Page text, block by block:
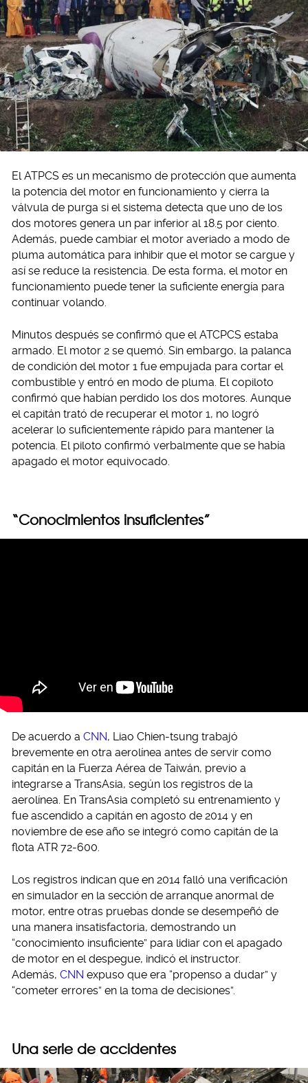
El ATPCS es un mecanismo de protección que aumenta
la potencia del motor en funcionamiento y cierra la
válvula de purga si el sistema detecta que uno de los
dos motores genera un par inferior al 18.5 por ciento.
Además, puede cambiar el motor averiado a modo de
pluma automática para inhibir que el motor se cargue y
así se reduce la resistencia. De esta forma, el motor en
funcionamiento puede tener la suficiente energía para
continuar volando.
Minutos después se confirmó que el ATCPCS estaba
armado. El motor 2 se quemó. Sin embargo, la palanca
de condición del motor 1 fue empujada para cortar el
combustible y entró en modo de pluma. El copiloto
confirmó que habían perdido los dos motores. Aunque
el capitán trató de recuperar el motor 1, no logró
acelerar lo suficientemente rápido para mantener la
potencia. El piloto confirmó verbalmente que se había
apagado el motor equivocado.
“Conocimientos insuficientes”
De acuerdo a CNN, Liao Chien-tsung trabajó
brevemente en otra aerolínea antes de servir como
capitán en la Fuerza Aérea de Taiwán, previo a
integrarse a TransAsia, según los registros de la
aerolínea. En TransAsia completó su entrenamiento y
fue ascendido a capitán en agosto de 2014 y en
noviembre de ese año se integró como capitán de la
flota ATR 72-600.
Los registros indican que en 2014 falló una verificación
en simulador en la sección de arranque anormal de
motor, entre otras pruebas donde se desempeñó de
una manera insatisfactoria, demostrando un
“conocimiento insuficiente” para lidiar con el apagado
de motor en el despegue, indicó el instructor.
Además, CNN expuso que era “propenso a dudar” y
“cometer errores” en la toma de decisiones”.
Una serie de accidentes